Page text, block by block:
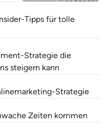
Tipps für tolle
Strategie die
steigern kann
Strategie
Zeiten kommen